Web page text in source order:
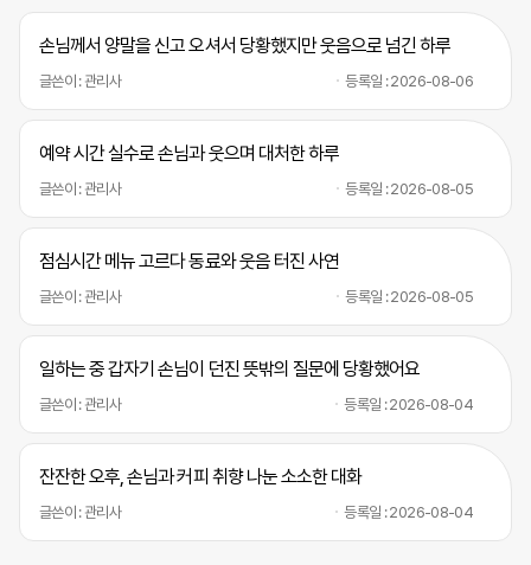
손님께서 양말을 신고 오셔서 당황했지만 웃음으로 넘긴 하루
글쓴이 : 관리사 등록일 : 2026-08-06
예약 시간 실수로 손님과 웃으며 대처한 하루
글쓴이 : 관리사 등록일 : 2026-08-05
점심시간 메뉴 고르다 동료와 웃음 터진 사연
글쓴이 : 관리사 등록일 : 2026-08-05
일하는 중 갑자기 손님이 던진 뜻밖의 질문에 당황했어요
글쓴이 : 관리사 등록일 : 2026-08-04
잔잔한 오후, 손님과 커피 취향 나눈 소소한 대화
글쓴이 : 관리사 등록일 : 2026-08-04